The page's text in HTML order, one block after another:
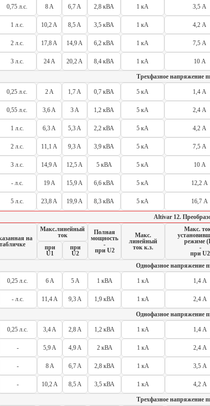
0,75 л.с. 8 A 6,7 A 2,8 кВА 1 кА 3,5 А
1 л.с. 10,2 A 8,5 A 3,5 кВА 1 кА 4,2 А
2 л.с. 17,8 A 14,9 A 6,2 кВА 1 кА 7,5 А
3 л.с. 24 A 20,2 A 8,4 кВА 1 кА 10 А
Трехфазное напряжение
0,25 л.с. 2 A 1,7 A 0,7 кВА 5 кА 1,4 А
0,55 л.с. 3,6 A 3 A 1,2 кВА 5 кА 2,4 А
1 л.с. 6,3 A 5,3 A 2,2 кВА 5 кА 4,2 А
2 л.с. 11,1 A 9,3 A 3,9 кВА 5 кА 7,5 А
3 л.с. 14,9 A 12,5 A 5 кВА 5 кА 10 А
- л.с. 19 A 15,9 A 6,6 кВА 5 кА 12,2 А
5 л.с. 23,8 A 19,9 A 8,3 кВА 5 кА 16,7 А
Altivar 12.
на
Макс.линейный
ток
Полная
мощность
-
при U2
Макс.
линейный
ток к.з.
Макс.
режиме
-
при U2
при
U1
при
U2
Однофазное напряжение
0,25 л.с. 6 A 5 A 1 кВА 1 кА 1,4 А
- л.с. 11,4 A 9,3 A 1,9 кВА 1 кА 2,4 А
Однофазное напряжение
0,25 л.с. 3,4 A 2,8 A 1,2 кВА 1 кА 1,4 А
- 5,9 A 4,9 A 2 кВА 1 кА 2,4 А
- 8 A 6,7 A 2,8 кВА 1 кА 3,5 А
- 10,2 A 8,5 A 3,5 кВА 1 кА 4,2 А
Трехфазное напряжение